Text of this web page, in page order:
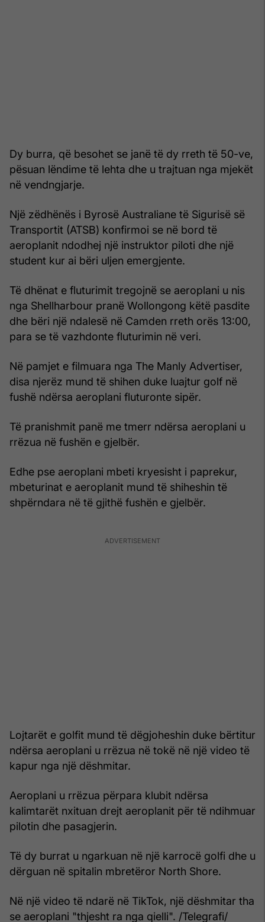
Dy burra, që besohet se janë të dy rreth të 50-ve,
pësuan lëndime të lehta dhe u trajtuan nga mjekët
në vendngjarje.
Një zëdhënës i Byrosë Australiane të Sigurisë së
Transportit (ATSB) konfirmoi se në bord të
aeroplanit ndodhej një instruktor piloti dhe një
student kur ai bëri uljen emergjente.
Të dhënat e fluturimit tregojnë se aeroplani u nis
nga Shellharbour pranë Wollongong këtë pasdite
dhe bëri një ndalesë në Camden rreth orës 13:00,
para se të vazhdonte fluturimin në veri.
Në pamjet e filmuara nga The Manly Advertiser,
disa njerëz mund të shihen duke luajtur golf në
fushë ndërsa aeroplani fluturonte sipër.
Të pranishmit panë me tmerr ndërsa aeroplani u
rrëzua në fushën e gjelbër.
Edhe pse aeroplani mbeti kryesisht i paprekur,
mbeturinat e aeroplanit mund të shiheshin të
shpërndara në të gjithë fushën e gjelbër.
Lojtarët e golfit mund të dëgjoheshin duke bërtitur
ndërsa aeroplani u rrëzua në tokë në një video të
kapur nga një dëshmitar.
Aeroplani u rrëzua përpara klubit ndërsa
kalimtarët nxituan drejt aeroplanit për të ndihmuar
pilotin dhe pasagjerin.
Të dy burrat u ngarkuan në një karrocë golfi dhe u
dërguan në spitalin mbretëror North Shore.
Në një video të ndarë në TikTok, një dëshmitar tha
se aeroplani "thjesht ra nga qielli". /Telegrafi/